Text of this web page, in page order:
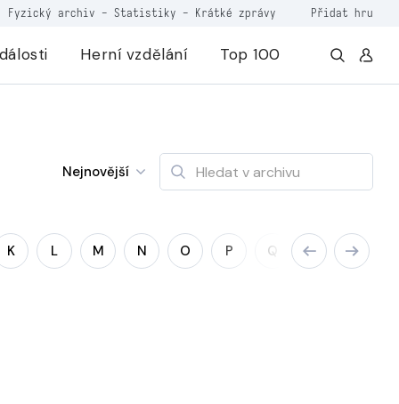
Fyzický archiv - Statistiky - Krátké zprávy Přidat hru
Herní vzdělání Top 100
Nejnovější
K L M N O P Q R S